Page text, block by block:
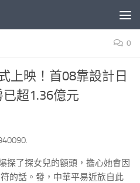
0
上映！首08靠設計日
超1.36億元
探了探女兒的額頭，擔心她會因
的話。發，中華平易近族自此